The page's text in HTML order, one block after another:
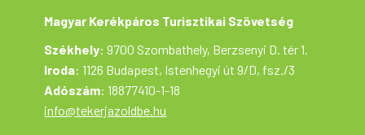
Magyar Kerékpáros Turisztikai Szövetség
Székhely: 9700 Szombathely, Berzsenyi D. tér 1.
Iroda: 1126 Budapest, Istenhegyi út 9/D, fsz./3
Adószám: 18877410-1-18
info@tekerjazoldbe.hu